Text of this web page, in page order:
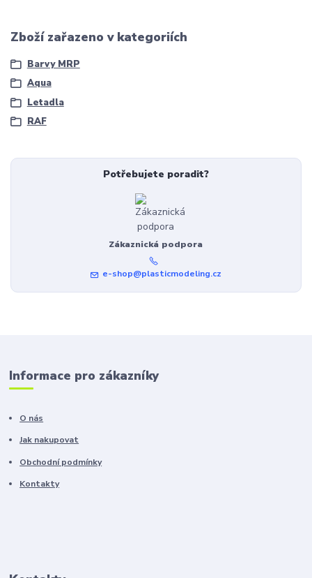
Zboží zařazeno v kategoriích
Barvy MRP
Aqua
Letadla
RAF
Potřebujete poradit?
Zákaznická podpora
e-shop@plasticmodeling.cz
Informace pro zákazníky
O nás
Jak nakupovat
Obchodní podmínky
Kontakty